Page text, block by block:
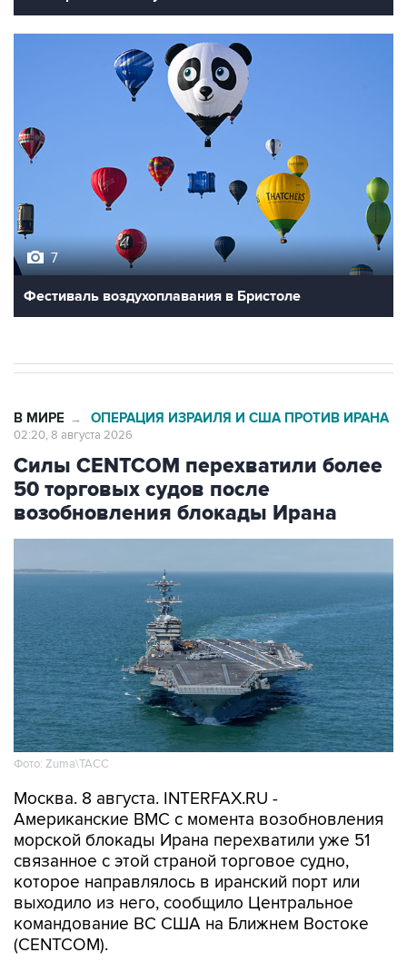
7
Фестиваль воздухоплавания в Бристоле
В МИРЕ → ОПЕРАЦИЯ ИЗРАИЛЯ И США ПРОТИВ ИРАНА
02:20, 8 августа 2026
Силы CENTCOM перехватили более
50 торговых судов после
возобновления блокады Ирана
Фото: Zuma\ТАСС
Москва. 8 августа. INTERFAX.RU -
Американские ВМС с момента возобновления
морской блокады Ирана перехватили уже 51
связанное с этой страной торговое судно,
которое направлялось в иранский порт или
выходило из него, сообщило Центральное
командование ВС США на Ближнем Востоке
(CENTCOM).